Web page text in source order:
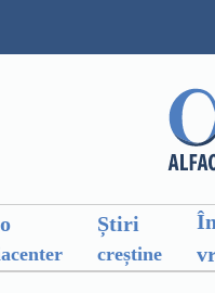
Știri
creștine